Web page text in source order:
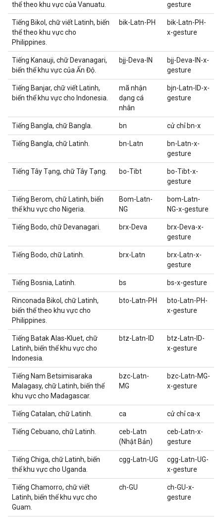
thể theo khu vực của Vanuatu.
gesture
Tiếng Bikol, chữ viết Latinh, biến
thể theo khu vực cho
Philippines.
bik-Latn-PH
bik-Latn-PH-
x-gesture
Tiếng Kanauji, chữ Devanagari,
biến thể khu vực của Ấn Độ.
bjj-Deva-IN
bjj-Deva-IN-x-
gesture
Tiếng Banjar, chữ viết Latinh,
biến thể khu vực cho Indonesia.
mã nhận
dạng cá
nhân
bjn-Latn-ID-x-
gesture
Tiếng Bangla, chữ Bangla. bn cử chỉ bn-x
Tiếng Bangla, chữ Latinh. bn-Latn
bn-Latn-x-
gesture
Tiếng Tây Tạng, chữ Tây Tạng. bo-Tibt
bo-Tibt-x-
gesture
Tiếng Berom, chữ Latinh, biến
thể khu vực cho Nigeria.
Bom-Latn-
NG
bom-Latn-
NG-x-gesture
Tiếng Bodo, chữ Devanagari. brx-Deva
brx-Deva-x-
gesture
Tiếng Bodo, chữ Latinh. brx-Latn
brx-Latn-x-
gesture
Tiếng Bosnia, Latinh. bs bs-x-gesture
Rinconada Bikol, chữ Latinh,
biến thể theo khu vực cho
Philippines.
bto-Latn-PH
bto-Latn-PH-
x-gesture
Tiếng Batak Alas-Kluet, chữ
Latinh, biến thể khu vực cho
Indonesia.
btz-Latn-ID
btz-Latn-ID-
x-gesture
Tiếng Nam Betsimisaraka
Malagasy, chữ Latinh, biến thể
khu vực cho Madagascar.
bzc-Latn-
MG
bzc-Latn-MG-
x-gesture
Tiếng Catalan, chữ Latinh. ca cử chỉ ca-x
Tiếng Cebuano, chữ Latinh.
ceb-Latn
(Nhật Bản)
ceb-Latn-x-
gesture
Tiếng Chiga, chữ Latinh, biến
thể khu vực cho Uganda.
cgg-Latn-UG
cgg-Latn-UG-
x-gesture
Tiếng Chamorro, chữ viết
Latinh, biến thể khu vực cho
Guam.
ch-GU
ch-GU-x-
gesture